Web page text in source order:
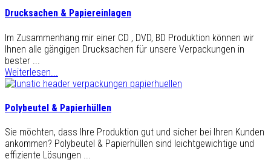
Drucksachen & Papiereinlagen
Im Zusammenhang mir einer CD , DVD, BD Produktion können wir
Ihnen alle gängigen Drucksachen für unsere Verpackungen in
bester ...
Weiterlesen...
Polybeutel & Papierhüllen
Sie möchten, dass Ihre Produktion gut und sicher bei Ihren Kunden
ankommen? Polybeutel & Papierhüllen sind leichtgewichtige und
effiziente Lösungen ...